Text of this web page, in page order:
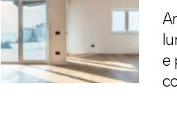
e